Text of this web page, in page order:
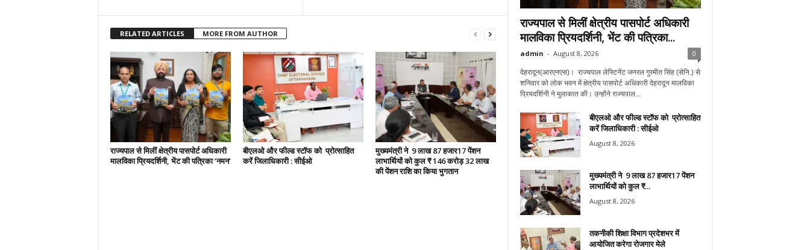
RELATED ARTICLES MORE FROM AUTHOR
राज्यपाल से मिलीं क्षेत्रीय पासपोर्ट अधिकारी
मालविका प्रियदर्शिनी, भेंट की पत्रिका ‘नमन’
बीएलओ और फील्ड स्टॉफ को प्रोत्साहित
करें जिलाधिकारी : सीईओ
मुख्यमंत्री ने 9 लाख 87 हजार17 पेंशन
लाभार्थियों को कुल ₹ 146 करोड़ 32 लाख
की पेंशन राशि का किया भुगतान
राज्यपाल से मिलीं क्षेत्रीय पासपोर्ट अधिकारी
मालविका प्रियदर्शिनी, भेंट की पत्रिका...
admin - August 8, 2026 0
देहरादून(आरएनएस)। राज्यपाल लेफ्टिनेंट जनरल गुरमीत सिंह (सेनि.) से
शनिवार को लोक भवन में क्षेत्रीय पासपोर्ट अधिकारी देहरादून मालविका
प्रियदर्शिनी ने मुलाकात की। उन्होंने राज्यपाल...
बीएलओ और फील्ड स्टॉफ को प्रोत्साहित
करें जिलाधिकारी : सीईओ
August 8, 2026
मुख्यमंत्री ने 9 लाख 87 हजार17 पेंशन
लाभार्थियों को कुल ₹...
August 8, 2026
तकनीकी शिक्षा विभाग प्रदेशभर में
आयोजित करेगा रोजगार मेले